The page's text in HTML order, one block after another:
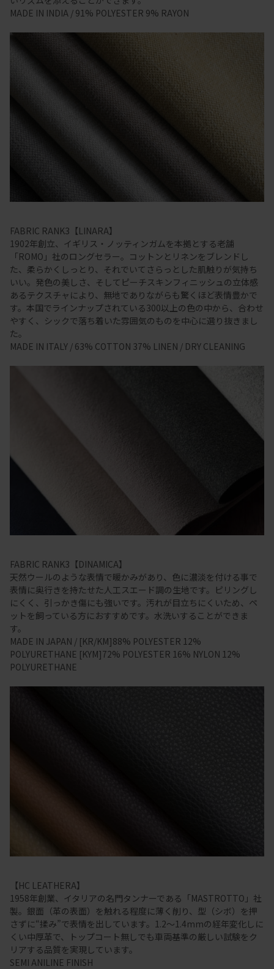
MADE IN INDIA / 91% POLYESTER 9% RAYON
FABRIC RANK3【LINARA】
1902年創立、イギリス・ノッティンガムを本拠とする老舗
「ROMO」社のロングセラー。コットンとリネンをブレンドし
た、柔らかくしっとり、それでいてさらっとした肌触りが気持ち
いい。発色の美しさ、そしてピーチスキンフィニッシュの立体感
あるテクスチャにより、無地でありながらも驚くほど表情豊かで
す。本国でラインナップされている300以上の色の中から、合わせ
やすく、シックで落ち着いた雰囲気のものを中心に選り抜きまし
た。
MADE IN ITALY / 63% COTTON 37% LINEN / DRY CLEANING
FABRIC RANK3【DINAMICA】
天然ウールのような表情で暖かみがあり、色に濃淡を付ける事で
表情に奥行きを持たせた人工スエード調の生地です。ピリングし
にくく、引っかき傷にも強いです。汚れが目立ちにくいため、ペ
ットを飼っている方におすすめです。水洗いすることができま
す。
MADE IN JAPAN / [KR/KM]88% POLYESTER 12%
POLYURETHANE [KYM]72% POLYESTER 16% NYLON 12%
POLYURETHANE
【HC LEATHERA】
1958年創業、イタリアの名門タンナーである「MASTROTTO」社
製。銀面（革の表面）を触れる程度に薄く削り、型（シボ）を押
さずに“揉み”で表情を出しています。1.2～1.4mmの経年変化しに
くい中厚革で、トップコート無しでも車両基準の厳しい試験をク
リアする品質を実現しています。
SEMI ANILINE FINISH